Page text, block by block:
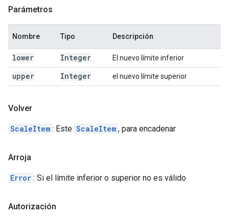
Parámetros
Nombre Tipo Descripción
lower Integer El nuevo límite inferior
upper Integer el nuevo límite superior
Volver
ScaleItem : Este ScaleItem , para encadenar
Arroja
Error : Si el límite inferior o superior no es válido
Autorización